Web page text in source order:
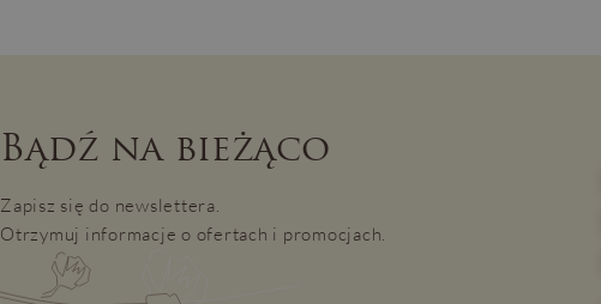
Bądź na bieżąco
Zapisz się do newslettera.
Otrzymuj informacje o ofertach i promocjach.